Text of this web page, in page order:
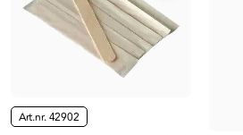
Art.nr.42902